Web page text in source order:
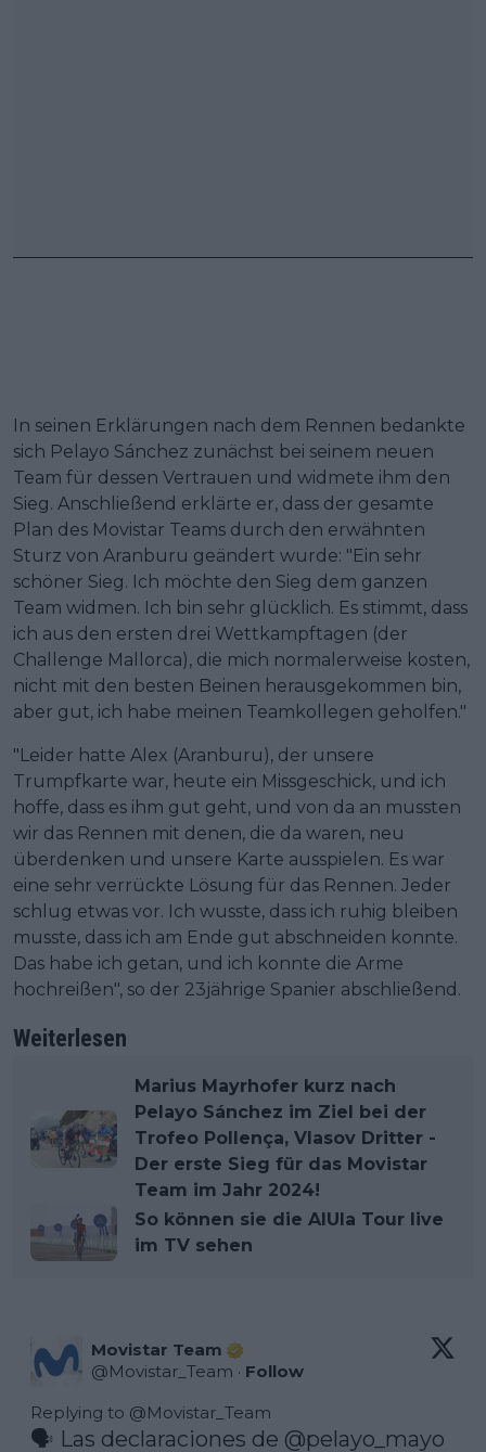
In seinen Erklärungen nach dem Rennen bedankte
sich Pelayo Sánchez zunächst bei seinem neuen
Team für dessen Vertrauen und widmete ihm den
Sieg. Anschließend erklärte er, dass der gesamte
Plan des Movistar Teams durch den erwähnten
Sturz von Aranburu geändert wurde: "Ein sehr
schöner Sieg. Ich möchte den Sieg dem ganzen
Team widmen. Ich bin sehr glücklich. Es stimmt, dass
ich aus den ersten drei Wettkampftagen (der
Challenge Mallorca), die mich normalerweise kosten,
nicht mit den besten Beinen herausgekommen bin,
aber gut, ich habe meinen Teamkollegen geholfen."
"Leider hatte Alex (Aranburu), der unsere
Trumpfkarte war, heute ein Missgeschick, und ich
hoffe, dass es ihm gut geht, und von da an mussten
wir das Rennen mit denen, die da waren, neu
überdenken und unsere Karte ausspielen. Es war
eine sehr verrückte Lösung für das Rennen. Jeder
schlug etwas vor. Ich wusste, dass ich ruhig bleiben
musste, dass ich am Ende gut abschneiden konnte.
Das habe ich getan, und ich konnte die Arme
hochreißen", so der 23jährige Spanier abschließend.
Weiterlesen
Marius Mayrhofer kurz nach
Pelayo Sánchez im Ziel bei der
Trofeo Pollença, Vlasov Dritter -
Der erste Sieg für das Movistar
Team im Jahr 2024!
So können sie die AlUla Tour live
im TV sehen
Movistar Team
@Movistar_Team · Follow
Replying to @Movistar_Team
🗣️ Las declaraciones de @pelayo_mayo